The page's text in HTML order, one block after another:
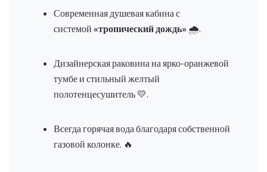
Современная душевая кабина с
системой «тропический дождь» 🌧️.
Дизайнерская раковина на ярко-оранжевой
тумбе и стильный желтый
полотенцесушитель 💛.
Всегда горячая вода благодаря собственной
газовой колонке. 🔥